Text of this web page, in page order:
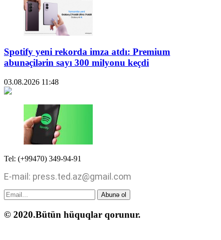
Spotify yeni rekorda imza atdı: Premium
abunəçilərin sayı 300 milyonu keçdi
03.08.2026 11:48
Tel: (+99470) 349-94-91
E-mail: press.ted.az@gmail.com
Abunə ol
© 2020.Bütün hüquqlar qorunur.